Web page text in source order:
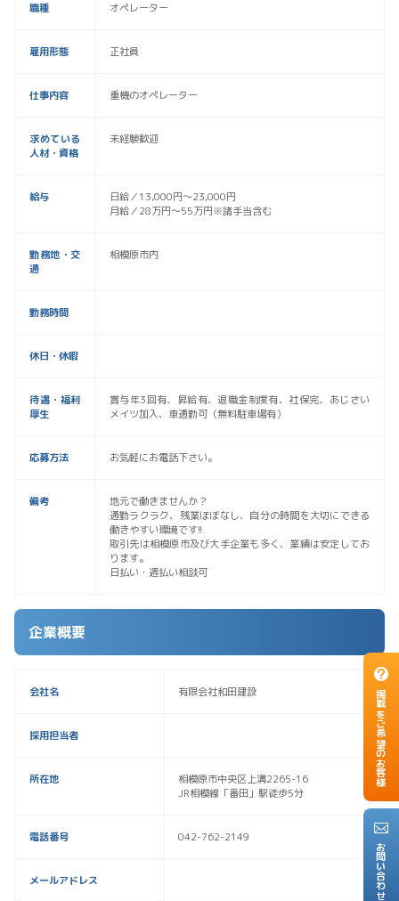
掲載をご希望のお客様
お問い合わせ
職種 オペレーター
雇用形態 正社員
仕事内容 重機のオペレーター
求めている
人材・資格
未経験歓迎
給与
日給／13,000円～23,000円
月給／28万円～55万円※諸手当含む
勤務地・交
通
相模原市内
勤務時間
休日・休暇
待遇・福利
厚生
賞与年3回有、昇給有、退職金制度有、社保完、あじさい
メイツ加入、車通勤可（無料駐車場有）
応募方法 お気軽にお電話下さい。
備考
地元で働きませんか？
通勤ラクラク、残業ほぼなし、自分の時間を大切にできる
働きやすい環境です!!
取引先は相模原市及び大手企業も多く、業績は安定してお
ります。
日払い・週払い相談可
企業概要
会社名 有限会社和田建設
採用担当者
所在地
相模原市中央区上溝2265-16
JR相模線「番田」駅徒歩5分
電話番号 042-762-2149
メールアドレス